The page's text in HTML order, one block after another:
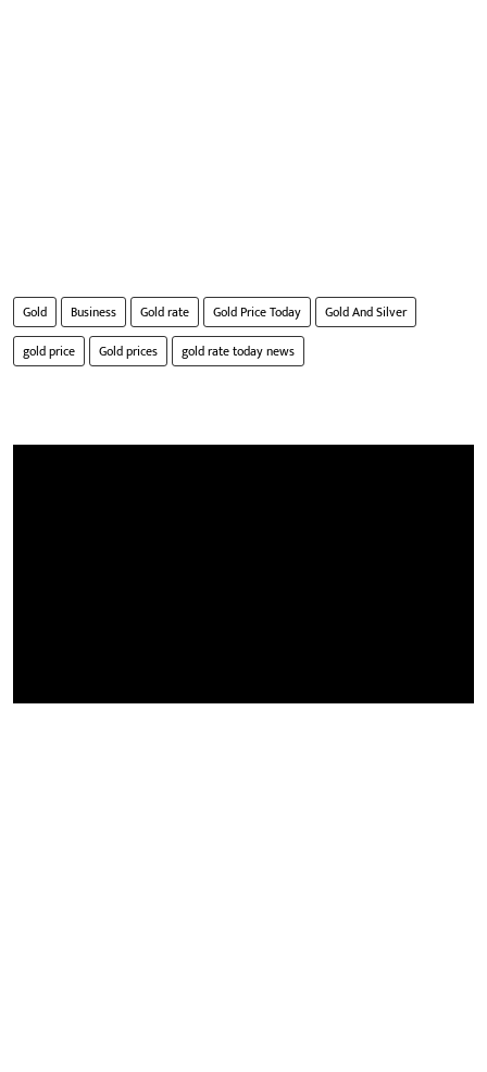
Gold Business Gold rate Gold Price Today
Gold And Silver
gold price
Gold prices gold rate today news